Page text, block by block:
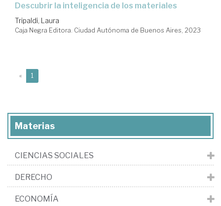
descubrir la inteligencia de los materiales
Tripaldi, Laura
Caja Negra Editora. Ciudad Autónoma de Buenos Aires, 2023
« 1
Materias
CIENCIAS SOCIALES
DERECHO
ECONOMÍA